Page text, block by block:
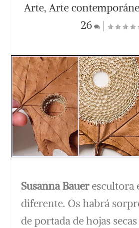
Arte, Arte
26
|
Susanna Bauerescultora
diferente. Os habrá
de portada de hojas